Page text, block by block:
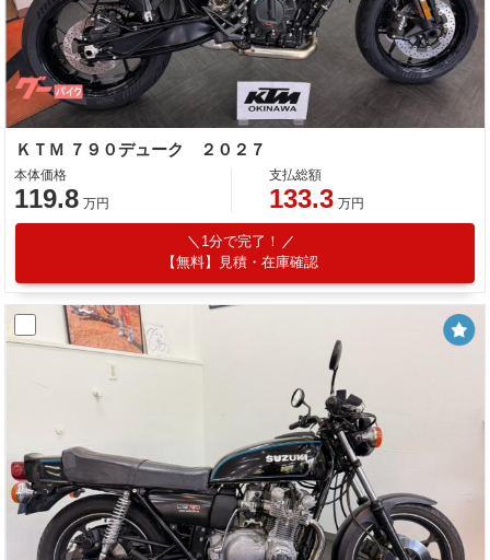
ＫＴＭ ７９０デューク ２０２７
本体価格
119.8 万円
支払総額
133.3 万円
1分で完了！
【無料】見積・在庫確認